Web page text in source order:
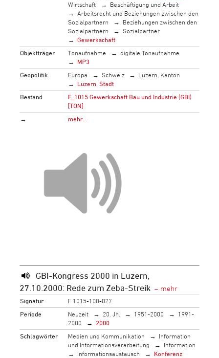
Wirtschaft
Beschäftigung und Arbeit
Arbeitsrecht und Beziehungen zwischen den
Sozialpartnern
Beziehungen zwischen den
Sozialpartnern
Sozialpartner
Gewerkschaft
Objektträger
Tonaufnahme
digitale Tonaufnahme
MP3
Geopolitik
Europa Schweiz
Luzern, Kanton
Luzern, Stadt
Bestand
F_1015 Gewerkschaft Bau und Industrie (GBI)
[TON]
→
mehr…
GBI-Kongress 2000 in Luzern,
27.10.2000: Rede zum Zeba-Streik
Signatur
F 1015-100-027
Periode
Neuzeit 20. Jh. 1951-2000
1991-
2000
2000
Schlagwörter
Medien und Kommunikation
Information
und Informationsverarbeitung
Information
Informationsaustausch
Konferenz